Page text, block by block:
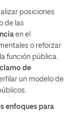
posiciones
de las
en el
o reforzar
función pública.
de
un modelo de
enfoques para